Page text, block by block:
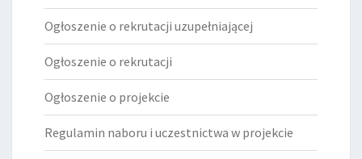
Ogłoszenie o rekrutacji uzupełniającej
Ogłoszenie o rekrutacji
Ogłoszenie o projekcie
Regulamin naboru i uczestnictwa w projekcie